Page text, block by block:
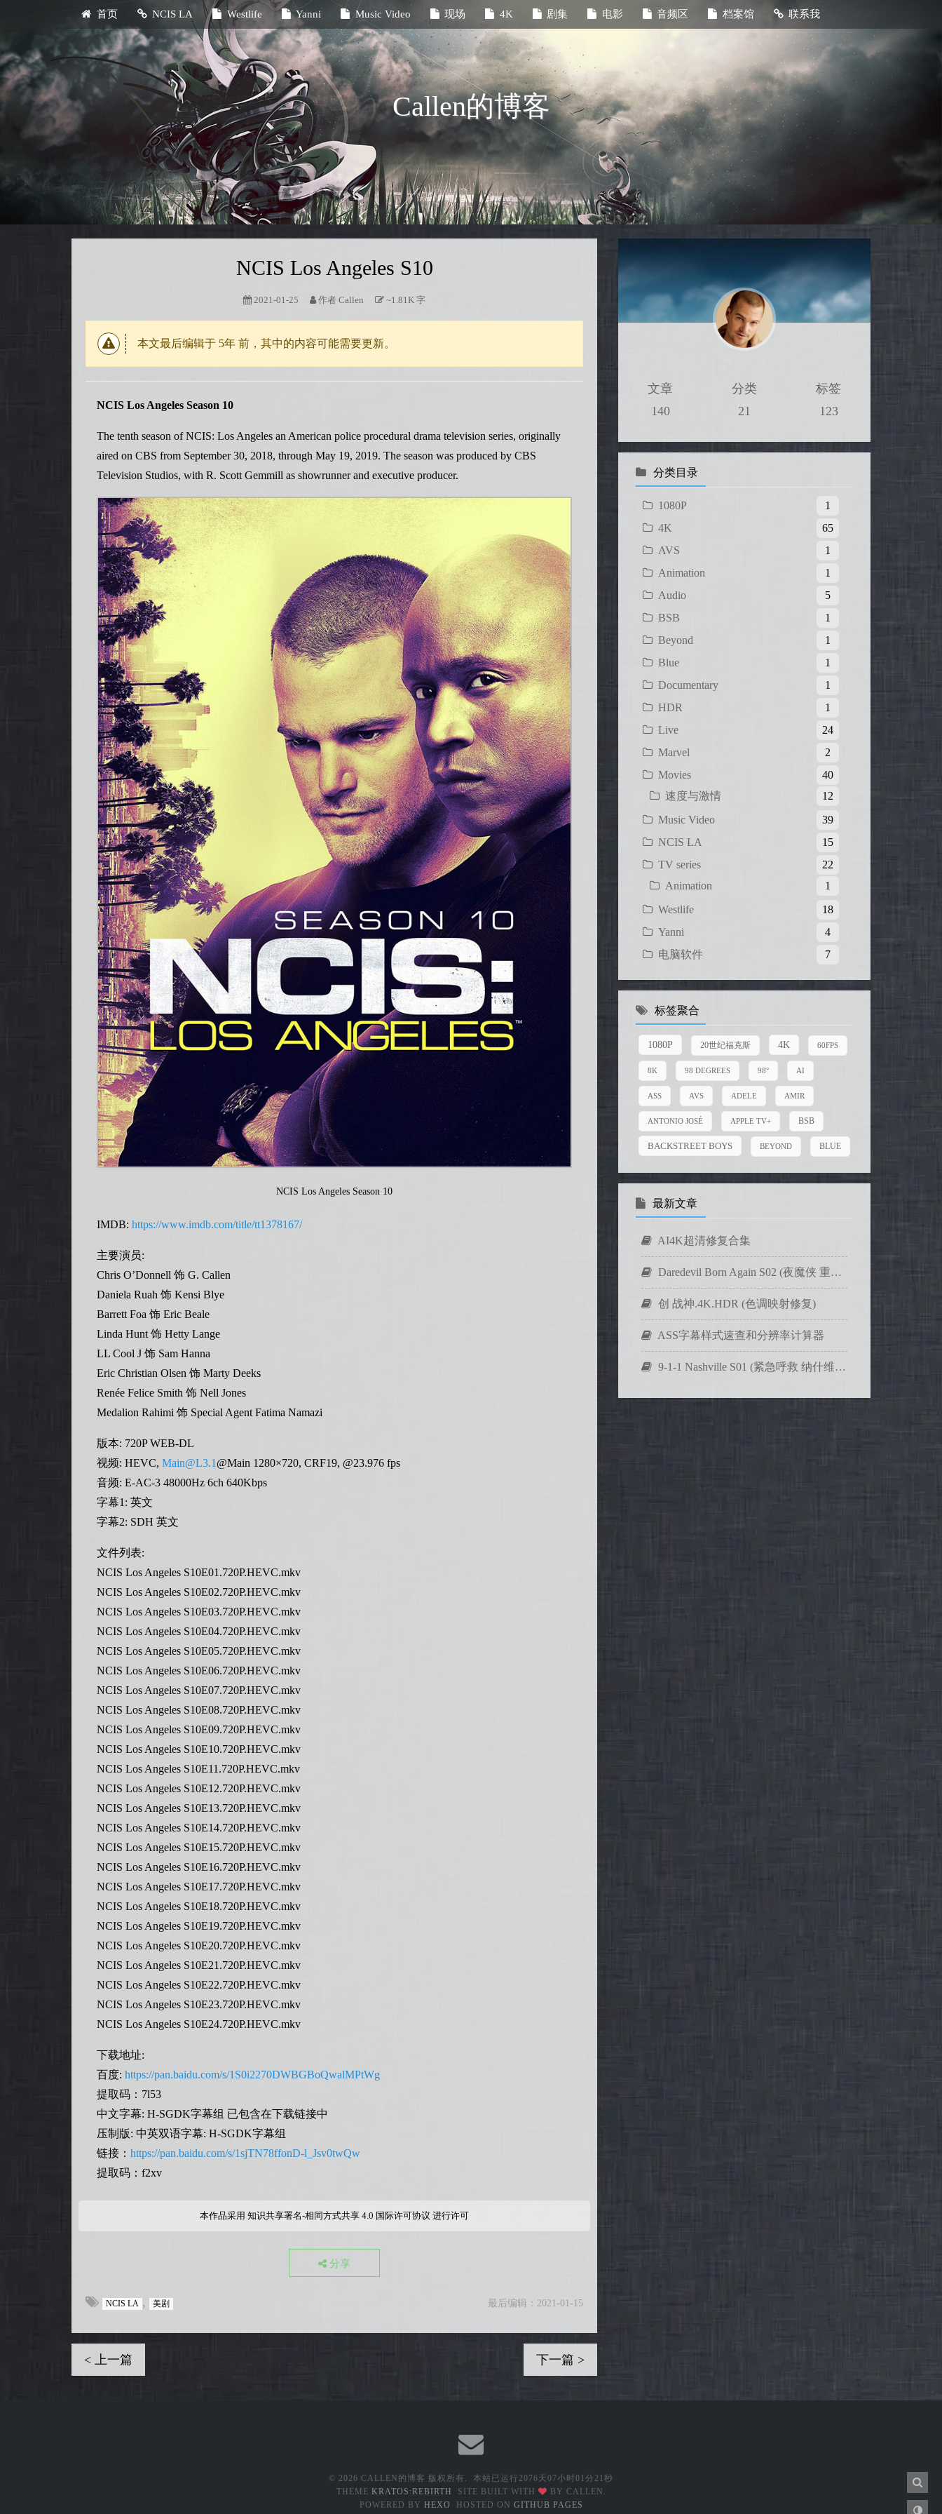
首页 NCIS LA Westlife Yanni Music Video 现场 4K 剧集 电影 音频区 档案馆 联系我
Callen的博客
NCIS Los Angeles S10
2021-01-25 作者 Callen ~1.81K 字
本文最后编辑于 5年 前，其中的内容可能需要更新。
NCIS Los Angeles Season 10
The tenth season of NCIS: Los Angeles an American police procedural drama television series, originally
aired on CBS from September 30, 2018, through May 19, 2019. The season was produced by CBS
Television Studios, with R. Scott Gemmill as showrunner and executive producer.
NCIS Los Angeles Season 10
IMDB: https://www.imdb.com/title/tt1378167/
主要演员:
Chris O’Donnell 饰 G. Callen
Daniela Ruah 饰 Kensi Blye
Barrett Foa 饰 Eric Beale
Linda Hunt 饰 Hetty Lange
LL Cool J 饰 Sam Hanna
Eric Christian Olsen 饰 Marty Deeks
Renée Felice Smith 饰 Nell Jones
Medalion Rahimi 饰 Special Agent Fatima Namazi
版本: 720P WEB-DL
视频: HEVC, Main@L3.1 @Main 1280×720, CRF19, @23.976 fps
音频: E-AC-3 48000Hz 6ch 640Kbps
字幕1: 英文
字幕2: SDH 英文
文件列表:
NCIS Los Angeles S10E01.720P.HEVC.mkv
NCIS Los Angeles S10E02.720P.HEVC.mkv
NCIS Los Angeles S10E03.720P.HEVC.mkv
NCIS Los Angeles S10E04.720P.HEVC.mkv
NCIS Los Angeles S10E05.720P.HEVC.mkv
NCIS Los Angeles S10E06.720P.HEVC.mkv
NCIS Los Angeles S10E07.720P.HEVC.mkv
NCIS Los Angeles S10E08.720P.HEVC.mkv
NCIS Los Angeles S10E09.720P.HEVC.mkv
NCIS Los Angeles S10E10.720P.HEVC.mkv
NCIS Los Angeles S10E11.720P.HEVC.mkv
NCIS Los Angeles S10E12.720P.HEVC.mkv
NCIS Los Angeles S10E13.720P.HEVC.mkv
NCIS Los Angeles S10E14.720P.HEVC.mkv
NCIS Los Angeles S10E15.720P.HEVC.mkv
NCIS Los Angeles S10E16.720P.HEVC.mkv
NCIS Los Angeles S10E17.720P.HEVC.mkv
NCIS Los Angeles S10E18.720P.HEVC.mkv
NCIS Los Angeles S10E19.720P.HEVC.mkv
NCIS Los Angeles S10E20.720P.HEVC.mkv
NCIS Los Angeles S10E21.720P.HEVC.mkv
NCIS Los Angeles S10E22.720P.HEVC.mkv
NCIS Los Angeles S10E23.720P.HEVC.mkv
NCIS Los Angeles S10E24.720P.HEVC.mkv
下载地址:
百度: https://pan.baidu.com/s/1S0i2270DWBGBoQwalMPtWg
提取码：7l53
中文字幕: H-SGDK字幕组 已包含在下载链接中
压制版: 中英双语字幕: H-SGDK字幕组
链接： https://pan.baidu.com/s/1sjTN78ffonD-l_Jsv0twQw
提取码：f2xv
本作品采用 知识共享署名-相同方式共享 4.0 国际许可协议 进行许可
分享
NCIS LA , 美剧 最后编辑：2021-01-15
< 上一篇 下一篇 >
文章
140
分类
21
标签
123
分类目录
1080P
1
4K
65
AVS
1
Animation
1
Audio
5
BSB
1
Beyond
1
Blue
1
Documentary
1
HDR
1
Live
24
Marvel
2
Movies
40
速度与激情
12
Music Video
39
NCIS LA
15
TV series
22
Animation
1
Westlife
18
Yanni
4
电脑软件
7
标签聚合
1080P 20世纪福克斯 4K 60FPS
8K 98 DEGREES 98° AI
ASS AVS ADELE AMIR
ANTONIO JOSÉ APPLE TV+ BSB
BACKSTREET BOYS BEYOND BLUE
最新文章
AI4K超清修复合集
Daredevil Born Again S02 (夜魔侠 重生 第二季)
创 战神.4K.HDR (色调映射修复)
ASS字幕样式速查和分辨率计算器
9-1-1 Nashville S01 (紧急呼救 纳什维尔 第一季)
© 2026 CALLEN的博客 版权所有. 本站已运行2076天07小时01分23秒
THEME KRATOS:REBIRTH SITE BUILT WITH
BY CALLEN.
POWERED BY HEXO HOSTED ON GITHUB PAGES